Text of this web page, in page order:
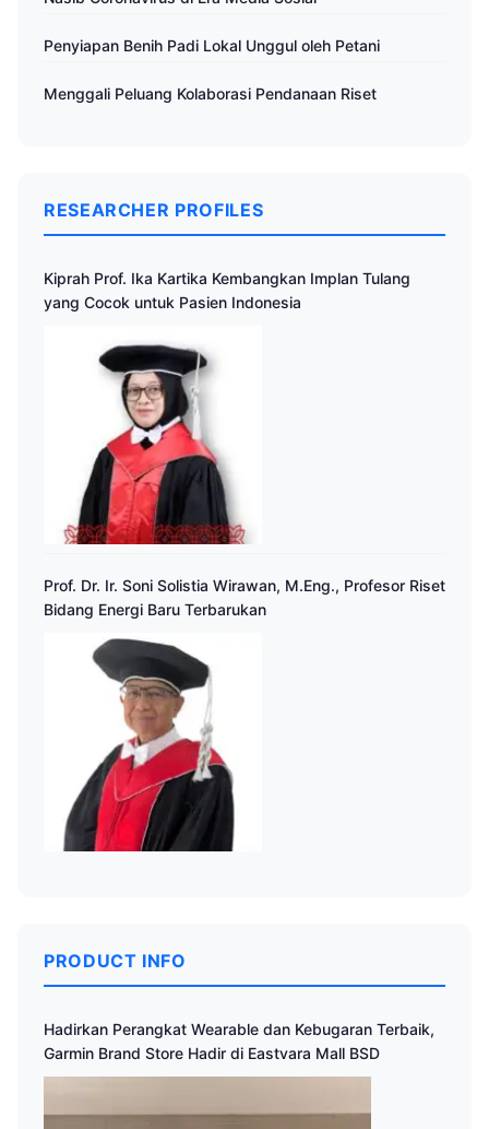
Penyiapan Benih Padi Lokal Unggul oleh Petani
Menggali Peluang Kolaborasi Pendanaan Riset
RESEARCHER PROFILES
Kiprah Prof. Ika Kartika Kembangkan Implan Tulang
yang Cocok untuk Pasien Indonesia
Prof. Dr. Ir. Soni Solistia Wirawan, M.Eng., Profesor Riset
Bidang Energi Baru Terbarukan
PRODUCT INFO
Hadirkan Perangkat Wearable dan Kebugaran Terbaik,
Garmin Brand Store Hadir di Eastvara Mall BSD